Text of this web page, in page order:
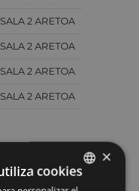
SALA 2 ARETOA
SALA 2 ARETOA
SALA 2 ARETOA
SALA 2 ARETOA
BASQUE
×
cookies